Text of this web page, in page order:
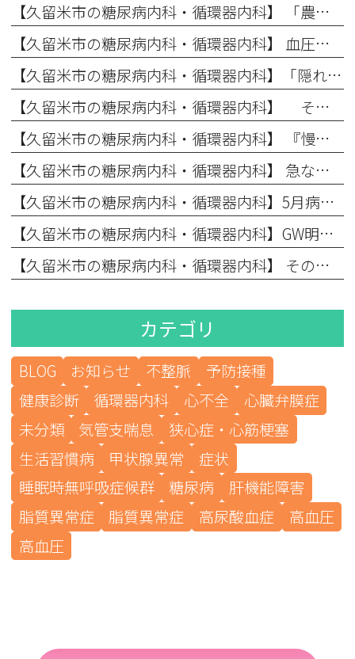
【久留米市の糖尿病内科・循環器内科】 「農繁期に要注意！」コレステロール値が高いと言われたら？血管のアンチエイジング（第４回）
【久留米市の糖尿病内科・循環器内科】 血圧が高い状態が続くとどうなる？心臓を守るための血圧管理（第3回）
【久留米市の糖尿病内科・循環器内科】「隠れ糖尿病」に要注意！自覚症状のない初期から対策が必要な理由 （第2回）
【久留米市の糖尿病内科・循環器内科】 そもそも「生活習慣病」とは？なぜ症状がないうちから治療が必要なのか （第1回）
【久留米市の糖尿病内科・循環器内科】 『慢性腎臓病（CKD）』の早期発見と予防
【久留米市の糖尿病内科・循環器内科】 急な暑さに要注意！初夏に忍び寄る「隠れ脱水」のリスク
【久留米市の糖尿病内科・循環器内科】5月病のイライラや不安…実は「血糖値」が原因かもしれません
【久留米市の糖尿病内科・循環器内科】GW明けの動悸・息切れは「連休疲れ」？それとも心臓のSOS？
【久留米市の糖尿病内科・循環器内科】 その喉の渇きは、ただの暑さ？それとも糖尿病？GWの外出先で要注意！急激に血糖値が上がる「ペットボトル症候群」
カテゴリ
BLOG お知らせ 不整脈
予防接種
健康診断
循環器内科 心不全
心臓弁膜症
未分類
気管支喘息
狭心症・心筋梗塞
生活習慣病
甲状腺異常
症状
睡眠時無呼吸症候群
糖尿病
肝機能障害
脂質異常症
脂質異常症 高尿酸血症
高血圧
高血圧